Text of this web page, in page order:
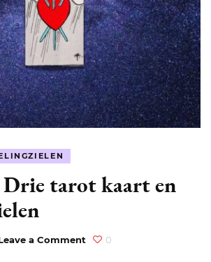
Drie tarot kaart en
a Comment on
0